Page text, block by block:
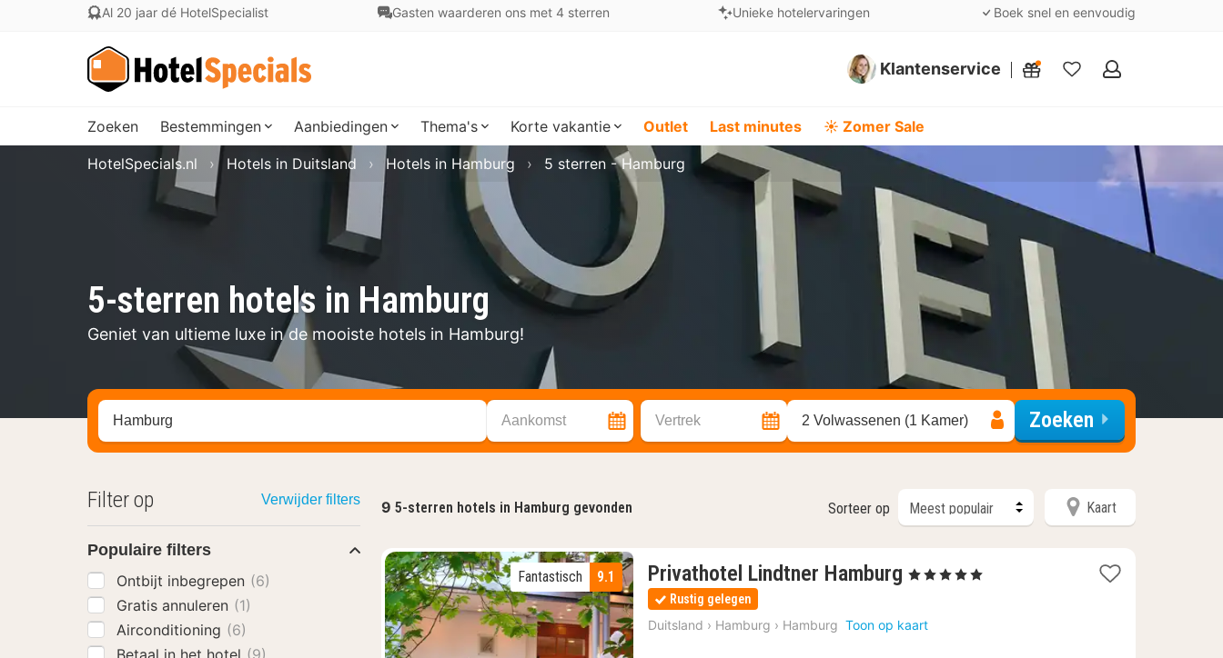
Al 20 jaar dé HotelSpecialist Gasten waarderen ons met 4 sterren Unieke hotelervaringen Boek snel en eenvoudig
Klantenservice
Mijn
Zoeken Bestemmingen Aanbiedingen Thema's Korte vakantie Outlet Last minutes ☀️ Zomer Sale
5-sterren hotels in Hamburg
Geniet van ultieme luxe in de mooiste hotels in Hamburg!
HotelSpecials.nl Hotels in Duitsland Hotels in Hamburg 5 sterren - Hamburg
Zoek op hotel, regio of stad Aankomst Vertrek 2 Volwassenen (1 Kamer) Zoeken
9 5-sterren hotels in Hamburg gevonden Sorteer op Kaart
9.1
Fantastisch Privathotel Lindtner Hamburg 1
vanaf
€
, 5 Sterren
Rustig gelegen
Duitsland › Hamburg › Hamburg Toon op kaart
Filter op Verwijder filters
Populaire filters
Ontbijt inbegrepen (6)
Gratis annuleren (1)
Airconditioning (6)
Betaal in het hotel (9)